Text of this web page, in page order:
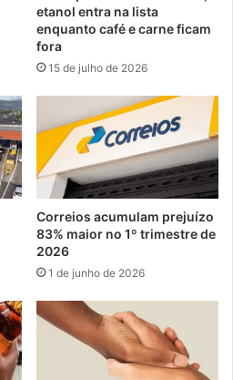
etanol entra na lista
enquanto café e carne ficam
fora
15 de julho de 2026
Correios acumulam prejuízo
83% maior no 1º trimestre de
2026
1 de junho de 2026